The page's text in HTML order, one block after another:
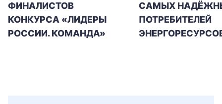
ФИНАЛИСТОВ
КОНКУРСА «ЛИДЕРЫ
РОССИИ. КОМАНДА»
САМЫХ
ПОТРЕБИТЕЛЕЙ